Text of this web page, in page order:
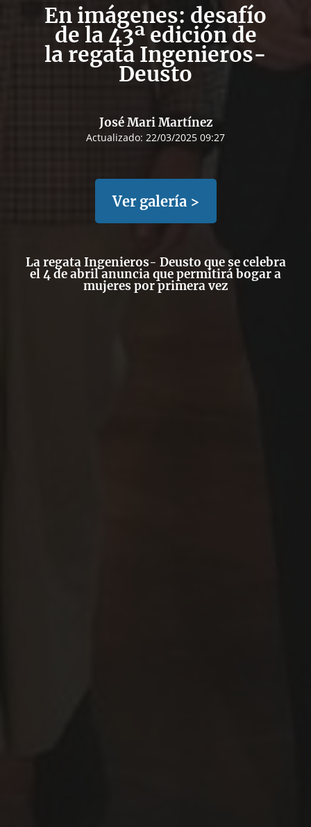
En imágenes: desafío
de la 43ª edición de
la regata Ingenieros-
Deusto
José Mari Martínez
Actualizado: 22/03/2025 09:27
Ver galería >
La regata Ingenieros- Deusto que se celebra
el 4 de abril anuncia que permitirá bogar a
mujeres por primera vez